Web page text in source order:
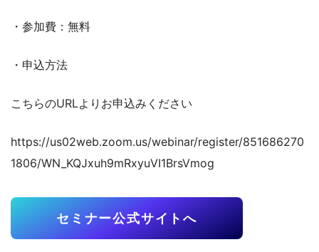
・参加費：無料
・申込方法
こちらのURLよりお申込みください
https://us02web.zoom.us/webinar/register/851686270
1806/WN_KQJxuh9mRxyuVI1BrsVmog
セミナー公式サイトへ